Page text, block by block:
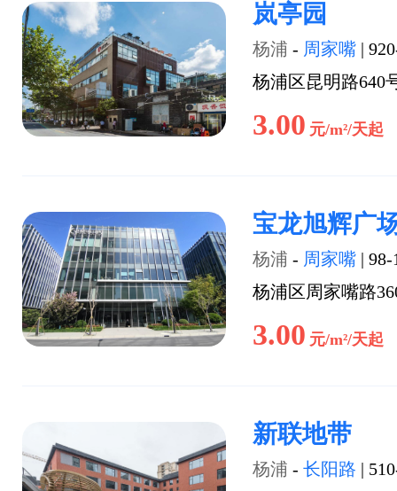
岚亭园
杨浦 - 周家嘴 |
杨浦区昆明路640
3.00 元/m²/天起
宝龙旭辉广
杨浦 - 周家嘴 | 98-
杨浦区周家嘴路
3.00 元/m²/天起
新联地带
杨浦 - 长阳路 |